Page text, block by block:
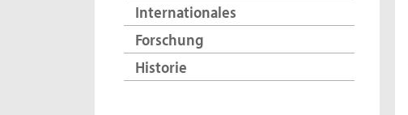
Internationales
Forschung
Historie